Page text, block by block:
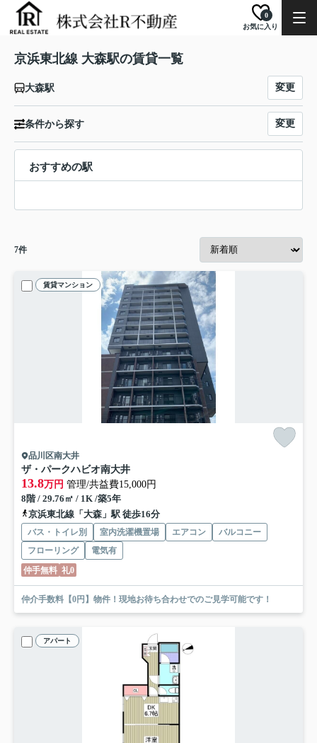
お気に入り
0
京浜東北線 大森駅の賃貸一覧
大森駅 変更
条件から探す 変更
おすすめの駅
7件
賃貸マンション
品川区南大井
ザ・パークハビオ南大井
13.8万円 管理/共益費15,000円
8階 / 29.76㎡ / 1K /築5年
京浜東北線「大森」駅 徒歩16分
バス・トイレ別 室内洗濯機置場 エアコン
バルコニー
フローリング
電気有
仲手無料 礼0
仲介手数料【0円】物件！現地お待ち合わせでのご見学可能です！
アパート